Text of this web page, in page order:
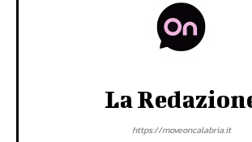
La
https://moveoncalabria.it